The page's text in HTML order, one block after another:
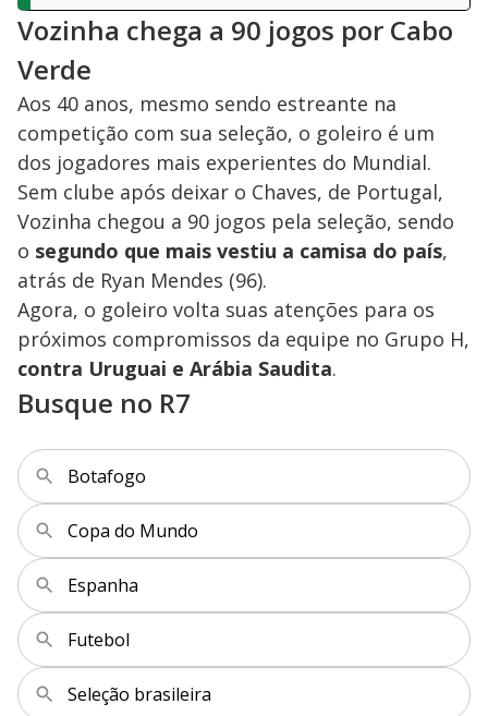
Vozinha chega a 90 jogos por Cabo
Verde
Aos 40 anos, mesmo sendo estreante na
competição com sua seleção, o goleiro é um
dos jogadores mais experientes do Mundial.
Sem clube após deixar o Chaves, de Portugal,
Vozinha chegou a 90 jogos pela seleção, sendo
o segundo que mais vestiu a camisa do país,
atrás de Ryan Mendes (96).
Agora, o goleiro volta suas atenções para os
próximos compromissos da equipe no Grupo H,
contra Uruguai e Arábia Saudita.
Busque no R7
Botafogo
Copa do Mundo
Espanha
Futebol
Seleção brasileira